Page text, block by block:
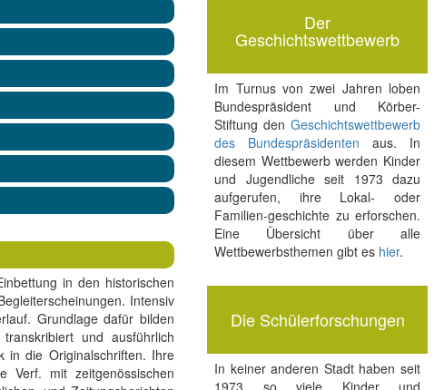
in den historischen
Intensiv
Grundlage dafür bilden
und ausführlich
in die Originalschriften. Ihre
Verf. mit zeitgenössischen
Der
Geschichtswettbewerb
Im Turnus von zwei Jahren loben
Bundespräsident und Körber-
Stiftung den Geschichtswettbewerb
des Bundespräsidenten aus. In
diesem Wettbewerb werden Kinder
und Jugendliche seit 1973 dazu
aufgerufen, ihre Lokal- oder
Familien-geschichte zu erforschen.
Eine Übersicht über alle
Wettbewerbsthemen gibt es hier.
Die Schülerforschungen
In keiner anderen Stadt haben seit
1973 so viele Kinder und